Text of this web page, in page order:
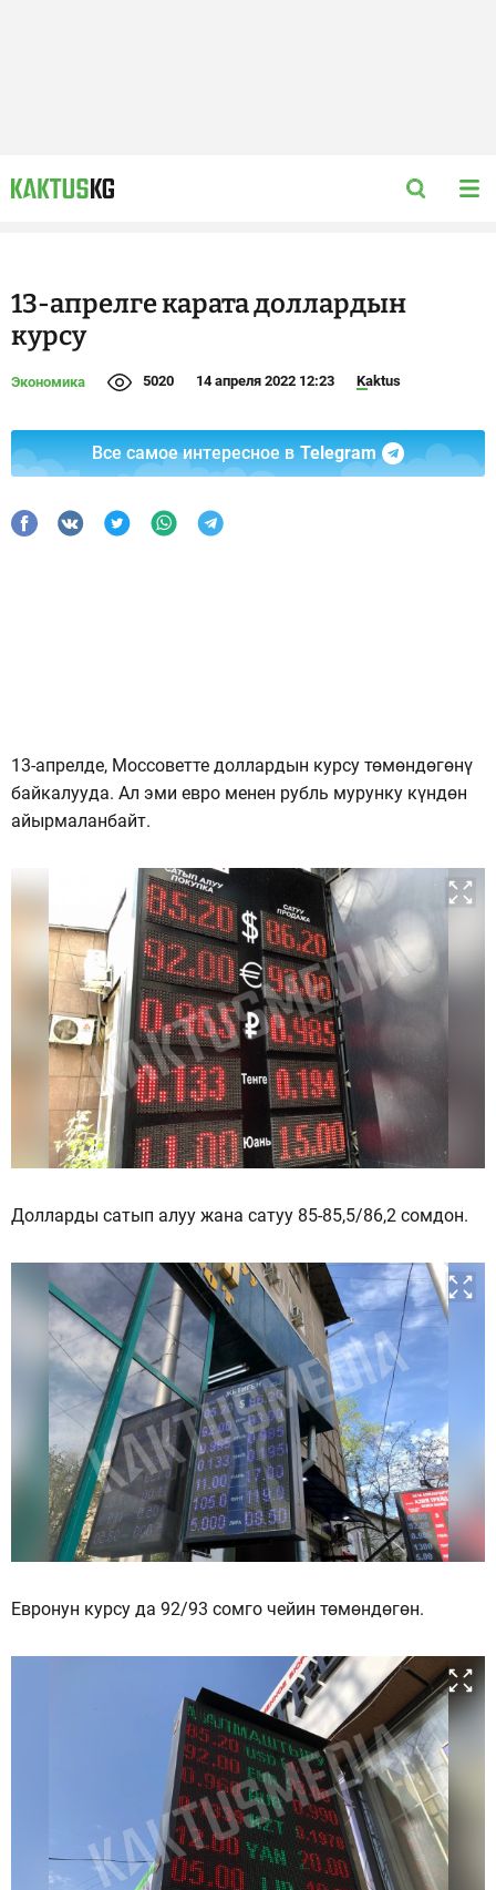
13-апрелге карата доллардын
курсу
Экономика 5020 14 апреля 2022 12:23 Kaktus
Все самое интересное в Telegram
13-апрелде, Моссоветте доллардын курсу төмөндөгөнү
байкалууда. Ал эми евро менен рубль мурунку күндөн
айырмаланбайт.
Долларды сатып алуу жана сатуу 85-85,5/86,2 сомдон.
Евронун курсу да 92/93 сомго чейин төмөндөгөн.